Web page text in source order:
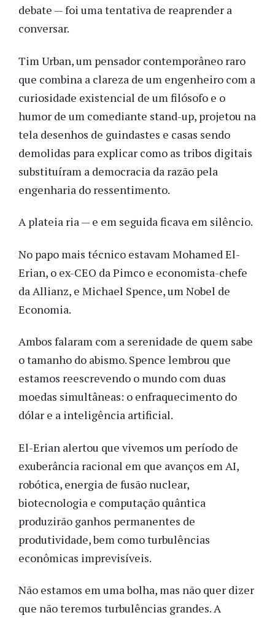
debate — foi uma tentativa de reaprender a
conversar.
Tim Urban, um pensador contemporâneo raro
que combina a clareza de um engenheiro com a
curiosidade existencial de um filósofo e o
humor de um comediante stand-up, projetou na
tela desenhos de guindastes e casas sendo
demolidas para explicar como as tribos digitais
substituíram a democracia da razão pela
engenharia do ressentimento.
A plateia ria — e em seguida ficava em silêncio.
No papo mais técnico estavam Mohamed El-
Erian, o ex-CEO da Pimco e economista-chefe
da Allianz, e Michael Spence, um Nobel de
Economia.
Ambos falaram com a serenidade de quem sabe
o tamanho do abismo. Spence lembrou que
estamos reescrevendo o mundo com duas
moedas simultâneas: o enfraquecimento do
dólar e a inteligência artificial.
El-Erian alertou que vivemos um período de
exuberância racional em que avanços em AI,
robótica, energia de fusão nuclear,
biotecnologia e computação quântica
produzirão ganhos permanentes de
produtividade, bem como turbulências
econômicas imprevisíveis.
Não estamos em uma bolha, mas não quer dizer
que não teremos turbulências grandes. A